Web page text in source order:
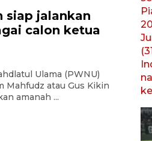
siap jalankan
calon ketua
Ulama (PWNU)
Mahfudz atau Gus Kikin
amanah ...